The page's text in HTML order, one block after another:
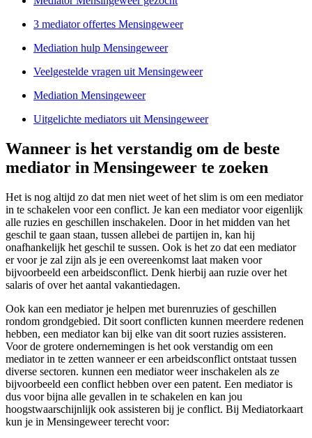
3 mediator offertes Mensingeweer
Mediation hulp Mensingeweer
Veelgestelde vragen uit Mensingeweer
Mediation Mensingeweer
Uitgelichte mediators uit Mensingeweer
Wanneer is het verstandig om de beste
mediator in Mensingeweer te zoeken
Het is nog altijd zo dat men niet weet of het slim is om een mediator
in te schakelen voor een conflict. Je kan een mediator voor eigenlijk
alle ruzies en geschillen inschakelen. Door in het midden van het
geschil te gaan staan, tussen allebei de partijen in, kan hij
onafhankelijk het geschil te sussen. Ook is het zo dat een mediator
er voor je zal zijn als je een overeenkomst laat maken voor
bijvoorbeeld een arbeidsconflict. Denk hierbij aan ruzie over het
salaris of over het aantal vakantiedagen.
Ook kan een mediator je helpen met burenruzies of geschillen
rondom grondgebied. Dit soort conflicten kunnen meerdere redenen
hebben, een mediator kan bij elke van dit soort ruzies assisteren.
Voor de grotere ondernemingen is het ook verstandig om een
mediator in te zetten wanneer er een arbeidsconflict ontstaat tussen
diverse sectoren. kunnen een mediator weer inschakelen als ze
bijvoorbeeld een conflict hebben over een patent. Een mediator is
dus voor bijna alle gevallen in te schakelen en kan jou
hoogstwaarschijnlijk ook assisteren bij je conflict. Bij Mediatorkaart
kun je in Mensingeweer terecht voor: